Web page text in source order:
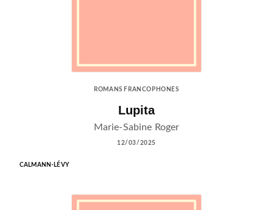
ROMANS FRANCOPHONES
Lupita
Marie-Sabine Roger
12/03/2025
CALMANN-LÉVY